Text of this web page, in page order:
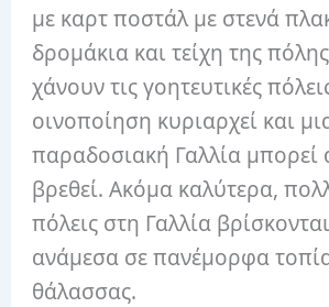
με καρτ ποστάλ με στενά
δρομάκια και τείχη της
χάνουν τις γοητευτικές
οινοποίηση κυριαρχεί και
παραδοσιακή Γαλλία μπορεί
βρεθεί. Ακόμα καλύτερα,
πόλεις στη Γαλλία
ανάμεσα σε πανέμορφα
θάλασσας.